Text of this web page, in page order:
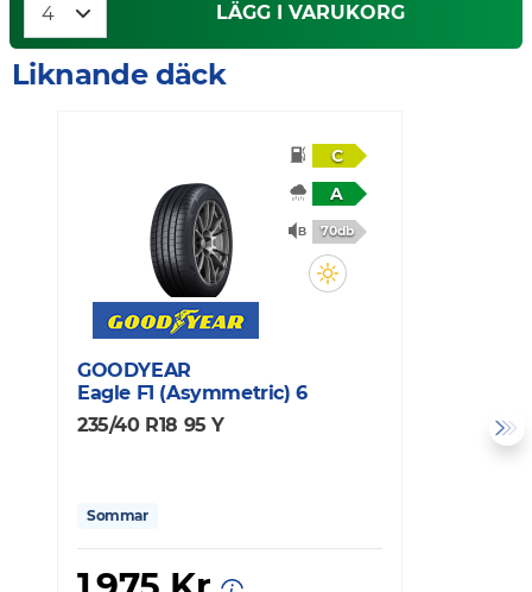
LÄGG I VARUKORG
Liknande däck
C
A
70db
GOODYEAR
Eagle F1 (Asymmetric) 6
235/40 R18 95 Y
Sommar